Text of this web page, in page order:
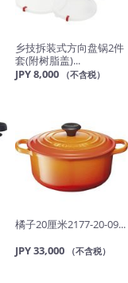
乡技拆装式方向盘锅2件
套(附树脂盖)...
JPY 8,000
（不含税）
橘子20厘米2177-20-09...
JPY 33,000
（不含税）